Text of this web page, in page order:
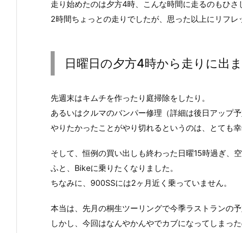
走り始めたのは夕方4時、こんな時間に走るのもひさ
2時間ちょっとの走りでしたが、思った以上にリフレ
日曜日の夕方4時から走りに出ま
先週末はキムチを作ったり庭掃除をしたり。
あるいはクルマのバンパー修理（詳細は後日アップ
やりたかったことがやり切れるというのは、とても幸
そして、恒例の買い出しも終わった日曜15時過ぎ、
ふと、Bikeに乗りたくなりました。
ちなみに、900SSには2ヶ月近く乗っていません。
本当は、先月の桐生ツーリングで今季ラストランの予
しかし、今回はなんやかんやでカブになってしまった